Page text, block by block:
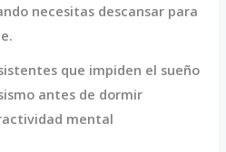
necesitas descansar para
que impiden el sueño
antes de dormir
mental